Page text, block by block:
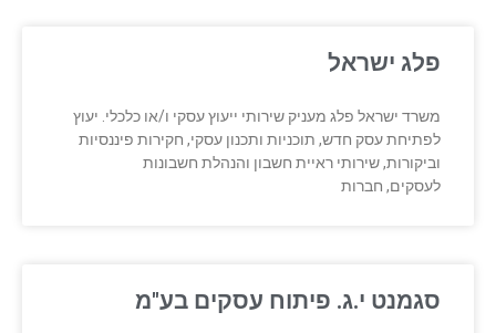
פלג ישראל
משרד ישראל פלג מעניק שירותי ייעוץ עסקי ו/או כלכלי. יעוץ
לפתיחת עסק חדש, תוכניות ותכנון עסקי, חקירות פיננסיות
וביקורות, שירותי ראיית חשבון והנהלת חשבונות
לעסקים, חברות
סגמנט י.ג. פיתוח עסקים בע"מ